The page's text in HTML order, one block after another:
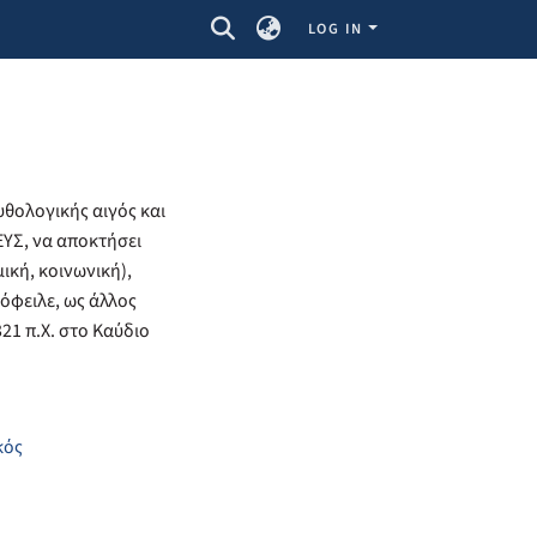
LOG IN
αιγός και
να αποκτήσει
κοινωνική),
ως άλλος
π.Χ. στο Καύδιο